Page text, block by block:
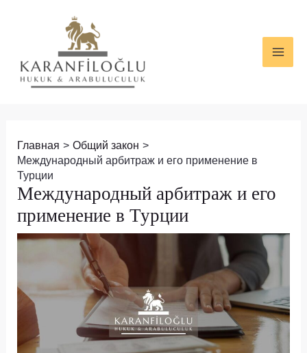
Главная
Общий закон
Международный арбитраж и его применение в
Турции
Международный арбитраж и его
применение в Турции